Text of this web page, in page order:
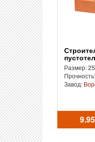
Строительный
Размер:
Завод:
9.95